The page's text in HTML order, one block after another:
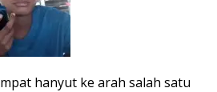
hanyut ke arah salah satu